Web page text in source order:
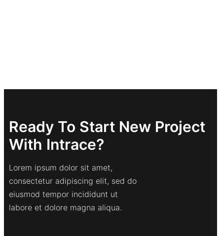
Ready To Start New Project
With Intrace?
Lorem ipsum dolor sit amet,
consectetur adipiscing elit, sed do
eiusmod tempor incididunt ut
labore et dolore magna aliqua.